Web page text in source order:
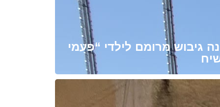
גיבוש מרומם לילדי “פעמי